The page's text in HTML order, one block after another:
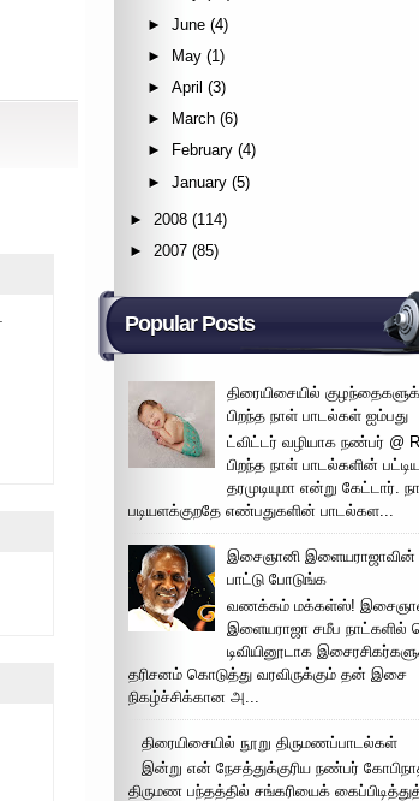
►June (4)
►
May (1)
►April (3)
►
March (6)
►
February (4)
►January (5)
► 2008 (114)
► 2007 (85)
Popular Posts
திரையிசையில்
பிறந்த நாள் பாடல்கள் ஐம்பது
ட்விட்டர் வழியாக நண்பர் @
பிறந்த நாள் பாடல்களின்
தரமுடியுமா என்று கேட்டார்.
படியளக்குறதே எண்பதுகளின் பாடல்கள...
இசைஞானி இளையராஜாவின்
பாட்டு போடுங்க
வணக்கம் மக்கள்ஸ்!
இளையராஜா சமீப நாட்களில்
டிவியினூடாக
தரிசனம் கொடுத்து வரவிருக்கும் தன் இசை
நிகழ்ச்சிக்கான அ...
திரையிசையில் நூறு திருமணப்பாடல்கள்
இன்று என் நேசத்துக்குரிய நண்பர்
திருமண பந்தத்தில் சங்கரியைக்